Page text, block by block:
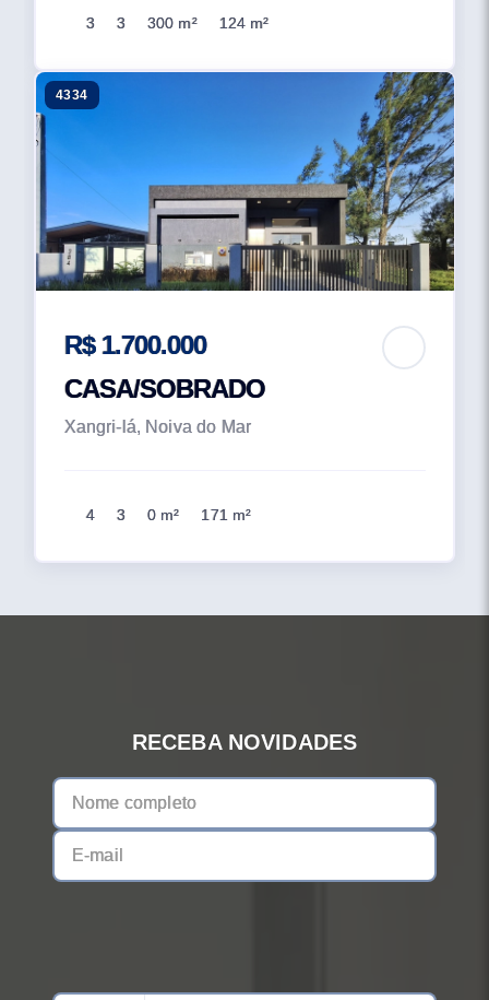
3 3 300 m² 124 m²
4334
R$ 1.700.000
CASA/SOBRADO
Xangri-lá, Noiva do Mar
4 3 0 m² 171 m²
RECEBA NOVIDADES